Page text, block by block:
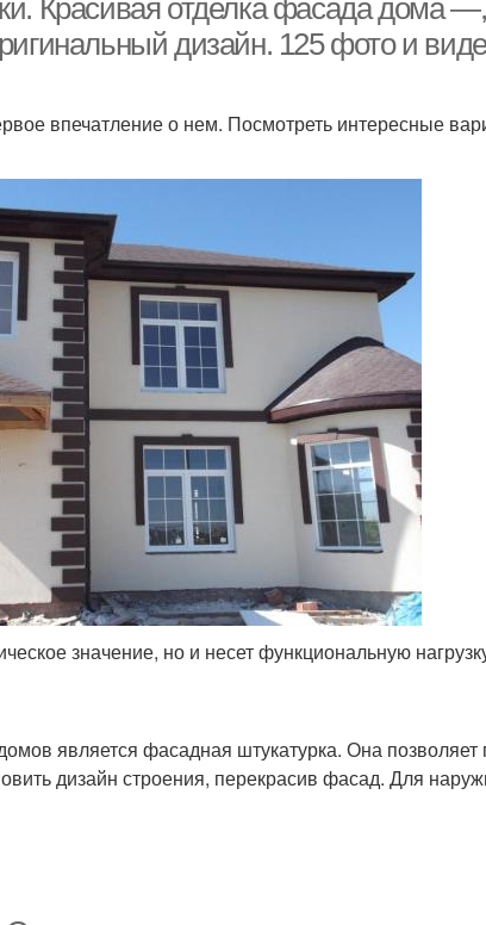
Красивая отделка фасада дома
дизайн. 125 фото и
впечатление о нем. Посмотреть интересные
значение, но и несет функциональную
является фасадная штукатурка. Она позволяет
дизайн строения, перекрасив фасад. Для